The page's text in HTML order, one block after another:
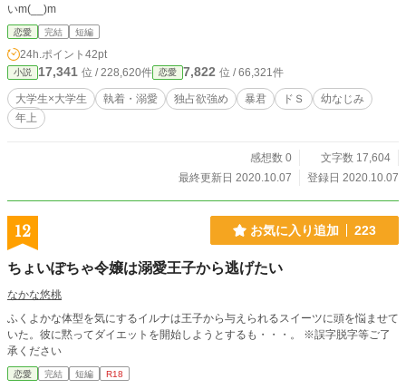
いm(__)m
恋愛 完結 短編
24h.ポイント 42pt
小説 17,341 位 / 228,620件 恋愛 7,822 位 / 66,321件
大学生×大学生 執着・溺愛 独占欲強め 暴君 ドＳ
幼なじみ
年上
感想数 0
文字数 17,604
最終更新日 2020.10.07
登録日 2020.10.07
12 お気に入り追加 223
ちょいぽちゃ令嬢は溺愛王子から逃げたい
なかな悠桃
ふくよかな体型を気にするイルナは王子から与えられるスイーツに頭を悩ませて
いた。彼に黙ってダイエットを開始しようとするも・・・。 ※誤字脱字等ご了
承ください
恋愛 完結 短編 R18